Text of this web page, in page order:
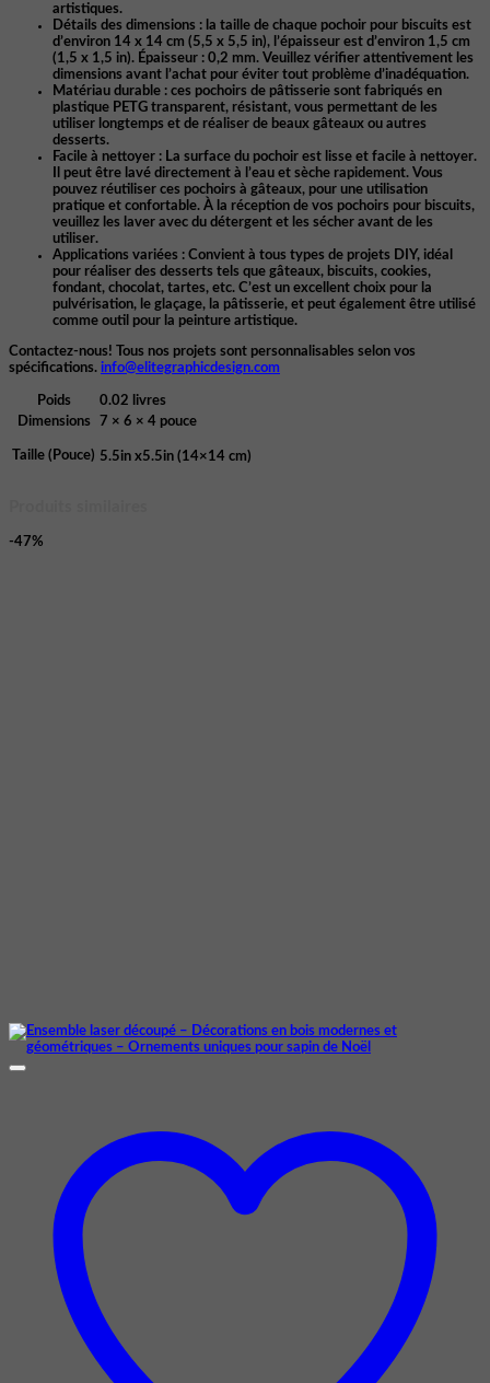
artistiques.
Détails des dimensions : la taille de chaque pochoir pour biscuits est
d’environ 14 x 14 cm (5,5 x 5,5 in), l’épaisseur est d’environ 1,5 cm
(1,5 x 1,5 in). Épaisseur : 0,2 mm. Veuillez vérifier attentivement les
dimensions avant l’achat pour éviter tout problème d’inadéquation.
Matériau durable : ces pochoirs de pâtisserie sont fabriqués en
plastique PETG transparent, résistant, vous permettant de les
utiliser longtemps et de réaliser de beaux gâteaux ou autres
desserts.
Facile à nettoyer : La surface du pochoir est lisse et facile à nettoyer.
Il peut être lavé directement à l’eau et sèche rapidement. Vous
pouvez réutiliser ces pochoirs à gâteaux, pour une utilisation
pratique et confortable. À la réception de vos pochoirs pour biscuits,
veuillez les laver avec du détergent et les sécher avant de les
utiliser.
Applications variées : Convient à tous types de projets DIY, idéal
pour réaliser des desserts tels que gâteaux, biscuits, cookies,
fondant, chocolat, tartes, etc. C’est un excellent choix pour la
pulvérisation, le glaçage, la pâtisserie, et peut également être utilisé
comme outil pour la peinture artistique.
Contactez-nous! Tous nos projets sont personnalisables selon vos
spécifications. info@elitegraphicdesign.com
Poids
0.02 livres
Dimensions
7 × 6 × 4 pouce
Taille (Pouce) 5.5in x5.5in (14×14 cm)
-47%